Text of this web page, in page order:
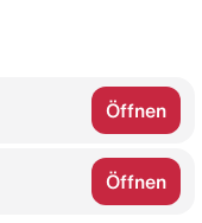
Öffnen
Öffnen